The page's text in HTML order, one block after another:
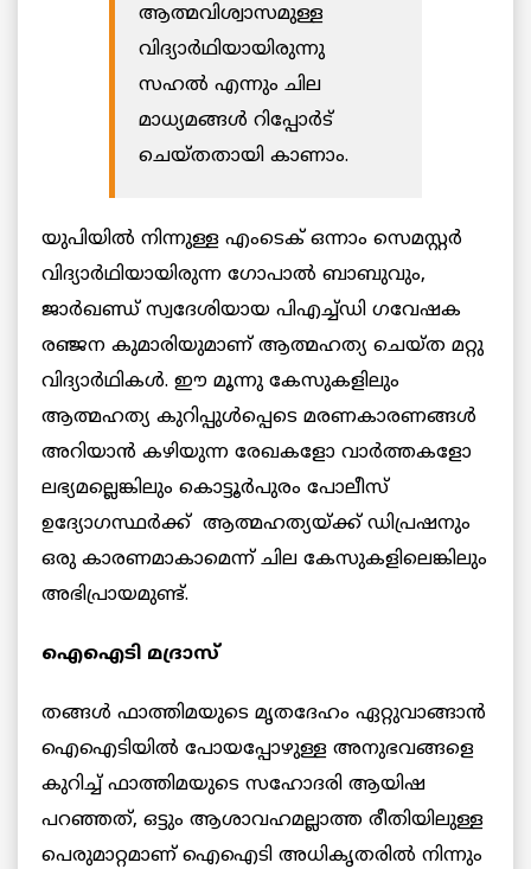
ആത്മവിശ്വാസമുള്ള
വിദ്യാർഥിയായിരുന്നു
സഹൽ എന്നും ചില
മാധ്യമങ്ങൾ റിപ്പോർട്
ചെയ്തതായി കാണാം.
യുപിയിൽ നിന്നുള്ള എംടെക് ഒന്നാം സെമസ്റ്റർ
വിദ്യാർഥിയായിരുന്ന ഗോപാൽ ബാബുവും,
ജാർഖണ്ഡ് സ്വദേശിയായ പിഎച്ച്ഡി ഗവേഷക
രഞ്ജന കുമാരിയുമാണ് ആത്മഹത്യ ചെയ്ത മറ്റു
വിദ്യാർഥികൾ. ഈ മൂന്നു കേസുകളിലും
ആത്മഹത്യ കുറിപ്പുൾപ്പെടെ മരണകാരണങ്ങൾ
അറിയാൻ കഴിയുന്ന രേഖകളോ വാർത്തകളോ
ലഭ്യമല്ലെങ്കിലും കൊട്ടൂർപുരം പോലീസ്
ഉദ്യോഗസ്ഥർക്ക് ആത്മഹത്യയ്ക്ക് ഡിപ്രഷനും
ഒരു കാരണമാകാമെന്ന് ചില കേസുകളിലെങ്കിലും
അഭിപ്രായമുണ്ട്.
ഐഐടി മദ്രാസ്
തങ്ങൾ ഫാത്തിമയുടെ മൃതദേഹം ഏറ്റുവാങ്ങാൻ
ഐഐടിയിൽ പോയപ്പോഴുള്ള അനുഭവങ്ങളെ
കുറിച്ച് ഫാത്തിമയുടെ സഹോദരി ആയിഷ
പറഞ്ഞത്, ഒട്ടും ആശാവഹമല്ലാത്ത രീതിയിലുള്ള
പെരുമാറ്റമാണ് ഐഐടി അധികൃതരിൽ നിന്നും